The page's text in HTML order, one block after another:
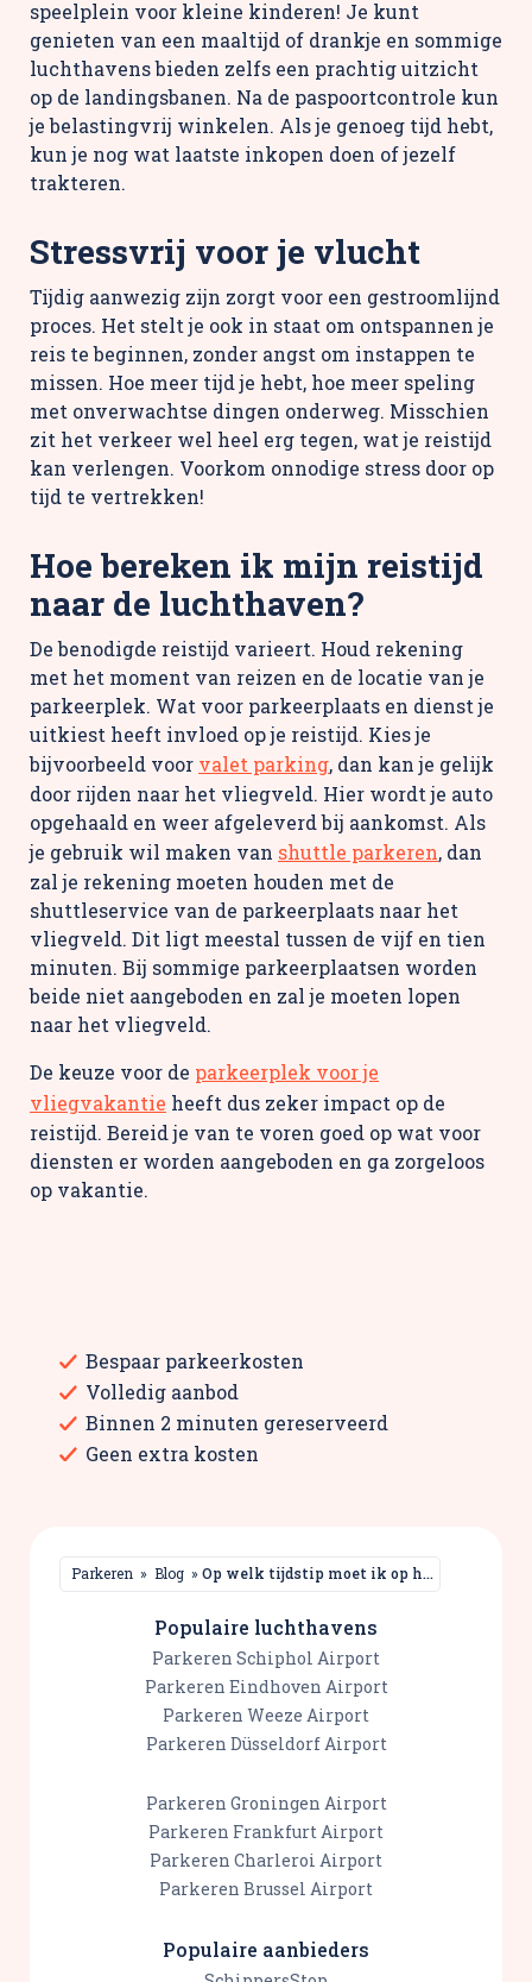
speelplein voor kleine kinderen! Je kunt
genieten van een maaltijd of drankje en sommige
luchthavens bieden zelfs een prachtig uitzicht
op de landingsbanen. Na de paspoortcontrole kun
je belastingvrij winkelen. Als je genoeg tijd hebt,
kun je nog wat laatste inkopen doen of jezelf
trakteren.
Stressvrij voor je vlucht
Tijdig aanwezig zijn zorgt voor een gestroomlijnd
proces. Het stelt je ook in staat om ontspannen je
reis te beginnen, zonder angst om instappen te
missen. Hoe meer tijd je hebt, hoe meer speling
met onverwachtse dingen onderweg. Misschien
zit het verkeer wel heel erg tegen, wat je reistijd
kan verlengen. Voorkom onnodige stress door op
tijd te vertrekken!
Hoe bereken ik mijn reistijd
naar de luchthaven?
De benodigde reistijd varieert. Houd rekening
met het moment van reizen en de locatie van je
parkeerplek. Wat voor parkeerplaats en dienst je
uitkiest heeft invloed op je reistijd. Kies je
bijvoorbeeld voor valet parking, dan kan je gelijk
door rijden naar het vliegveld. Hier wordt je auto
opgehaald en weer afgeleverd bij aankomst. Als
je gebruik wil maken van shuttle parkeren, dan
zal je rekening moeten houden met de
shuttleservice van de parkeerplaats naar het
vliegveld. Dit ligt meestal tussen de vijf en tien
minuten. Bij sommige parkeerplaatsen worden
beide niet aangeboden en zal je moeten lopen
naar het vliegveld.
De keuze voor de parkeerplek voor je
vliegvakantie heeft dus zeker impact op de
reistijd. Bereid je van te voren goed op wat voor
diensten er worden aangeboden en ga zorgeloos
op vakantie.
Bespaar parkeerkosten
Volledig aanbod
Binnen 2 minuten gereserveerd
Geen extra kosten
Parkeren » Blog » Op welk tijdstip moet ik op het vliegveld zijn?
Populaire luchthavens
Parkeren Schiphol Airport
Parkeren Eindhoven Airport
Parkeren Weeze Airport
Parkeren Düsseldorf Airport
Parkeren Groningen Airport
Parkeren Frankfurt Airport
Parkeren Charleroi Airport
Parkeren Brussel Airport
Populaire aanbieders